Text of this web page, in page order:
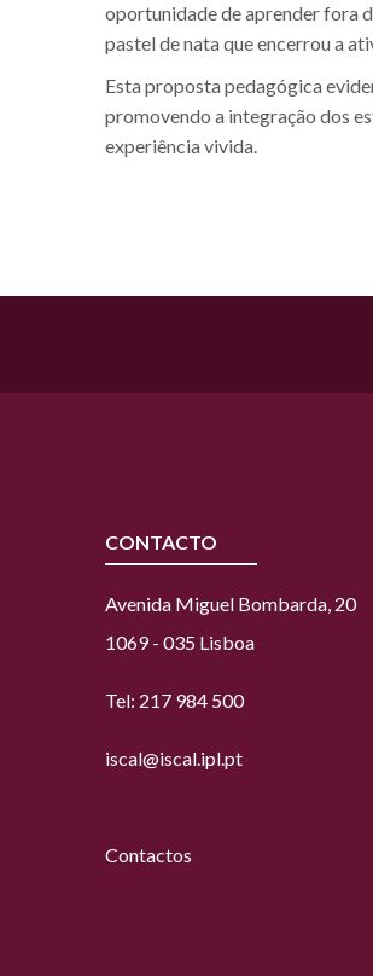
oportunidade de aprender fora
pastel de nata que encerrou a
Esta proposta pedagógica
promovendo a integração dos
experiência vivida.
CONTACTO
Avenida Miguel Bombarda, 20
1069 - 035 Lisboa
Tel: 217 984 500
iscal@iscal.ipl.pt
Contactos